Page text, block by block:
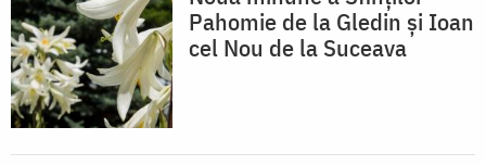
Pahomie de la Gledin și Ioan
cel Nou de la Suceava